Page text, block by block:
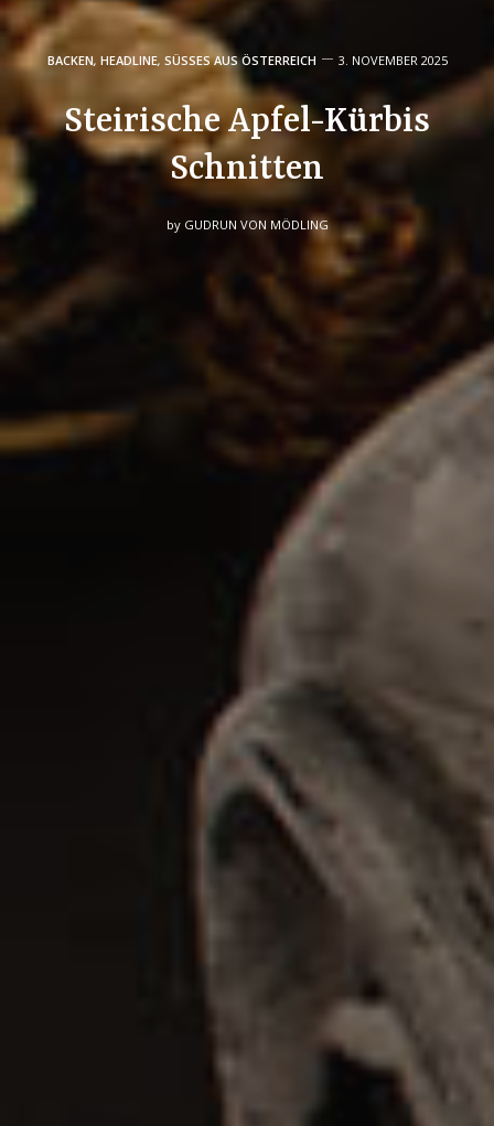
BACKEN, HEADLINE, SÜSSES AUS ÖSTERREICH 3. NOVEMBER 2025
Steirische Apfel-Kürbis
Schnitten
by GUDRUN VON MÖDLING